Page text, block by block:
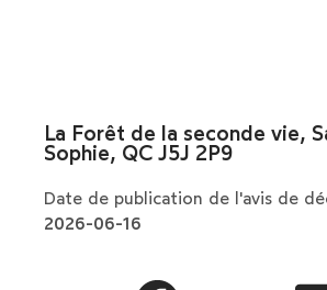
La Forêt de la seconde vie,
Sophie, QC J5J 2P9
Date de publication de l'avis de
2026-06-16